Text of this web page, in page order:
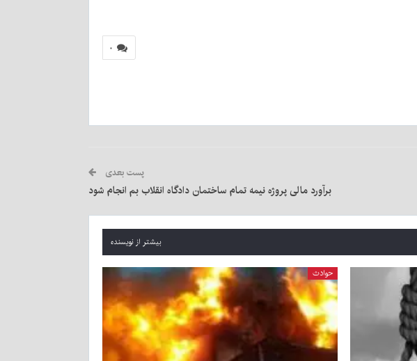
۰
پست بعدی
برآورد مالی پروژه نیمه تمام ساختمان دادگاه انقلاب بم انجام شود
بیشتر از نویسنده
حوادث